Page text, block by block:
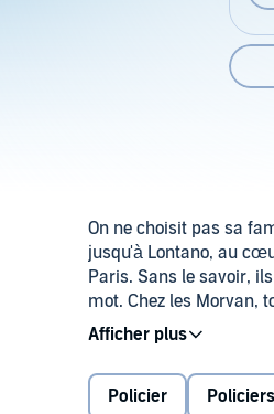
On ne choisit pas sa
jusqu'à Lontano, au
Paris. Sans le savoir,
mot. Chez les Morvan,
Autour de la chasse à
Un roman "qui aspire"
Policier